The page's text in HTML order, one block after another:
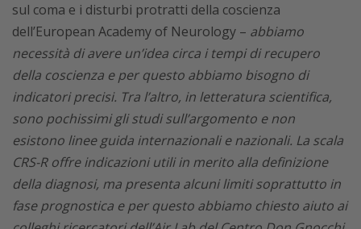
sul coma e i disturbi protratti della coscienza
dell’European Academy of Neurology – abbiamo
necessità di avere un’idea circa i tempi di recupero
della coscienza e per questo abbiamo bisogno di
indicatori precisi. Tra l’altro, in letteratura scientifica,
sono pochissimi gli studi sull’argomento e non
esistono linee guida internazionali e nazionali. La scala
CRS-R offre indicazioni utili in merito alla definizione
della diagnosi, ma presenta alcuni limiti soprattutto in
fase prognostica e per questo abbiamo chiesto aiuto ai